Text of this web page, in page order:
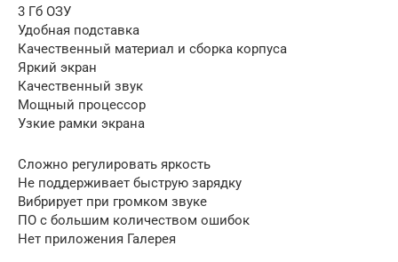
3 Гб ОЗУ
Удобная подставка
Качественный материал и сборка корпуса
Яркий экран
Качественный звук
Мощный процессор
Узкие рамки экрана
Сложно регулировать яркость
Не поддерживает быструю зарядку
Вибрирует при громком звуке
ПО с большим количеством ошибок
Нет приложения Галерея